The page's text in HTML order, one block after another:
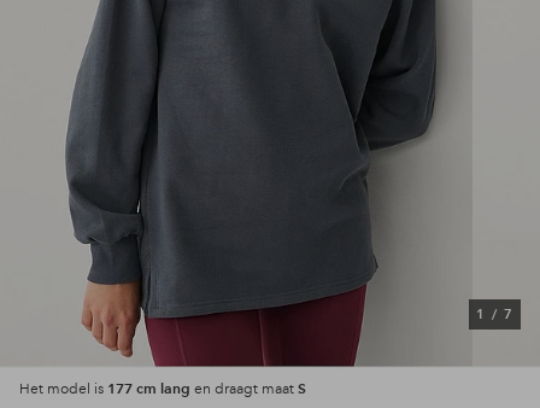
1 / 7
Het model is 177 cm lang en draagt maat S